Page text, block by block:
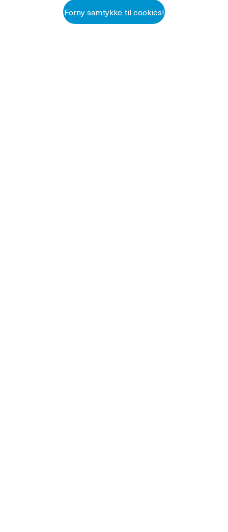
Forny samtykke til cookies!